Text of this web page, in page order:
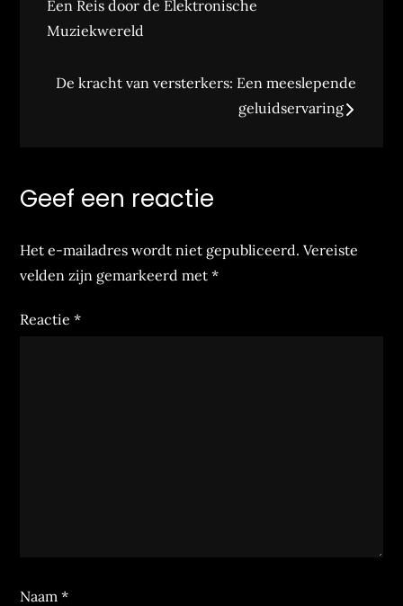
Een Reis door de Elektronische
Muziekwereld
De kracht van versterkers: Een meeslepende
geluidservaring
Geef een reactie
Het e-mailadres wordt niet gepubliceerd. Vereiste
velden zijn gemarkeerd met*
Reactie*
Naam*